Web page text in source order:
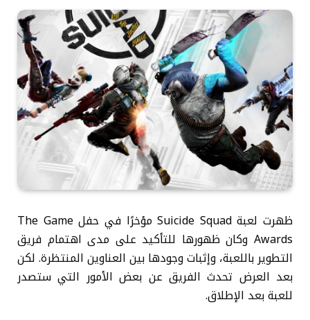
ظهرت لعبة Suicide Squad مؤخرًا في حفل The Game
Awards وكان ظهورها للتأكيد على مدى اهتمام فريق
التطوير باللعبة، وإثبات وجودها بين العناوين المنتظرة. لكن
بعد العرض تحدث الفريق عن بعض الأمور التي ستصدر
للعبة بعد الإطلاق.